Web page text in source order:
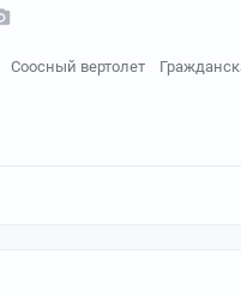
Соосный вертолет